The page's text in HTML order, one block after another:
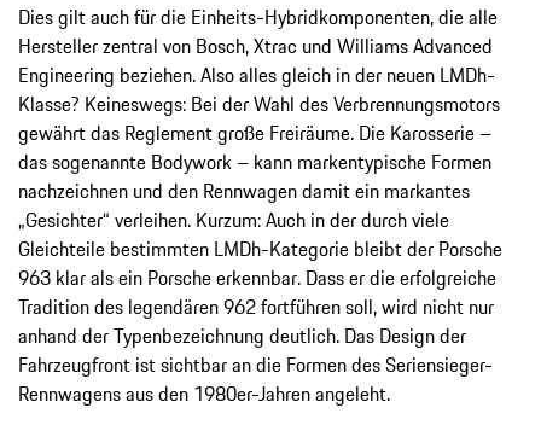
Dies gilt auch für die Einheits-Hybridkomponenten, die alle
Hersteller zentral von Bosch, Xtrac und Williams Advanced
Engineering beziehen. Also alles gleich in der neuen LMDh-
Klasse? Keineswegs: Bei der Wahl des Verbrennungsmotors
gewährt das Reglement große Freiräume. Die Karosserie –
das sogenannte Bodywork – kann markentypische Formen
nachzeichnen und den Rennwagen damit ein markantes
„Gesichter“ verleihen. Kurzum: Auch in der durch viele
Gleichteile bestimmten LMDh-Kategorie bleibt der Porsche
963 klar als ein Porsche erkennbar. Dass er die erfolgreiche
Tradition des legendären 962 fortführen soll, wird nicht nur
anhand der Typenbezeichnung deutlich. Das Design der
Fahrzeugfront ist sichtbar an die Formen des Seriensieger-
Rennwagens aus den 1980er-Jahren angeleht.